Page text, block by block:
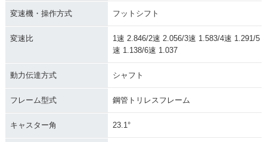
変速機・操作方式 フットシフト
変速比
1速 2.846/2速 2.056/3速 1.583/4速 1.291/5
速 1.138/6速 1.037
動力伝達方式 シャフト
フレーム型式 鋼管トリレスフレーム
キャスター角 23.1°